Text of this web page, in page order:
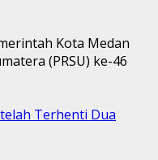
Kota Medan
(PRSU) ke-46
Terhenti Dua